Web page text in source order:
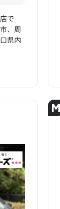
で
、周
県内